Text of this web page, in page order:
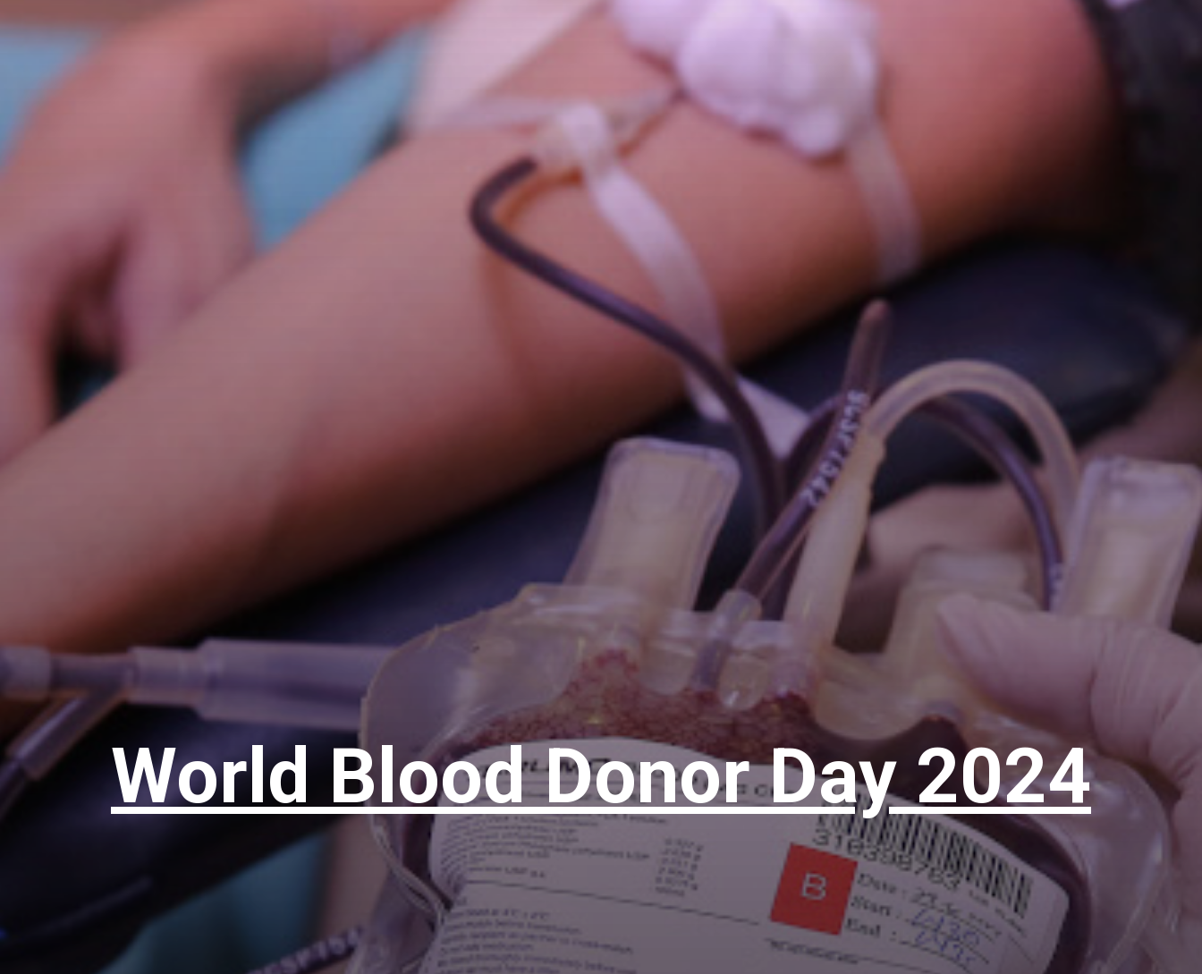
World Blood Donor Day 2024